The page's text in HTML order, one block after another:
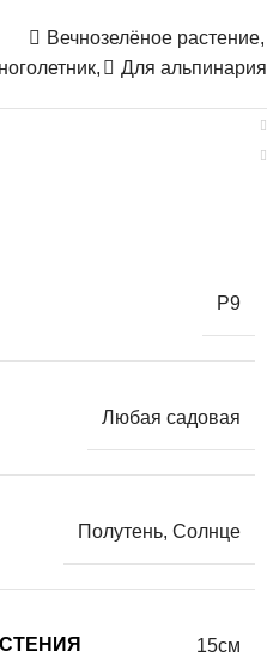
Вечнозелёное растение,
, Для альпинария
Р9
Любая садовая
Полутень, Солнце
15см